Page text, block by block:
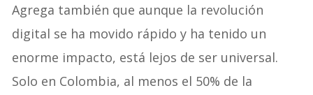
Agrega también que aunque la revolución
digital se ha movido rápido y ha tenido un
enorme impacto, está lejos de ser universal.
Solo en Colombia, al menos el 50% de la